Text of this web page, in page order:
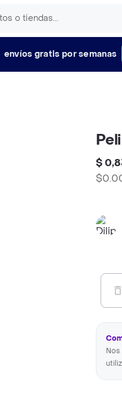
envíos gratis por semanas
$